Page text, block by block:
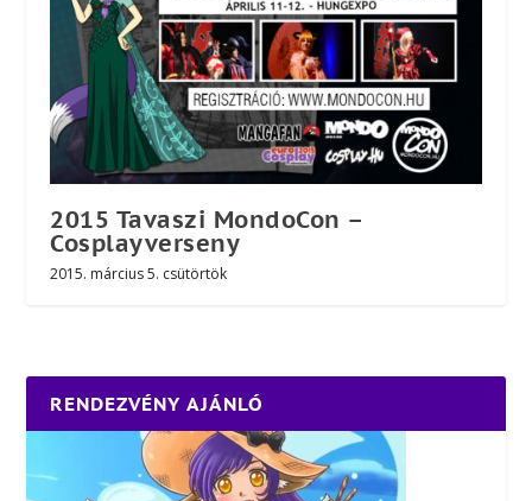
2015 Tavaszi MondoCon –
Cosplayverseny
2015. március 5. csütörtök
RENDEZVÉNY AJÁNLÓ